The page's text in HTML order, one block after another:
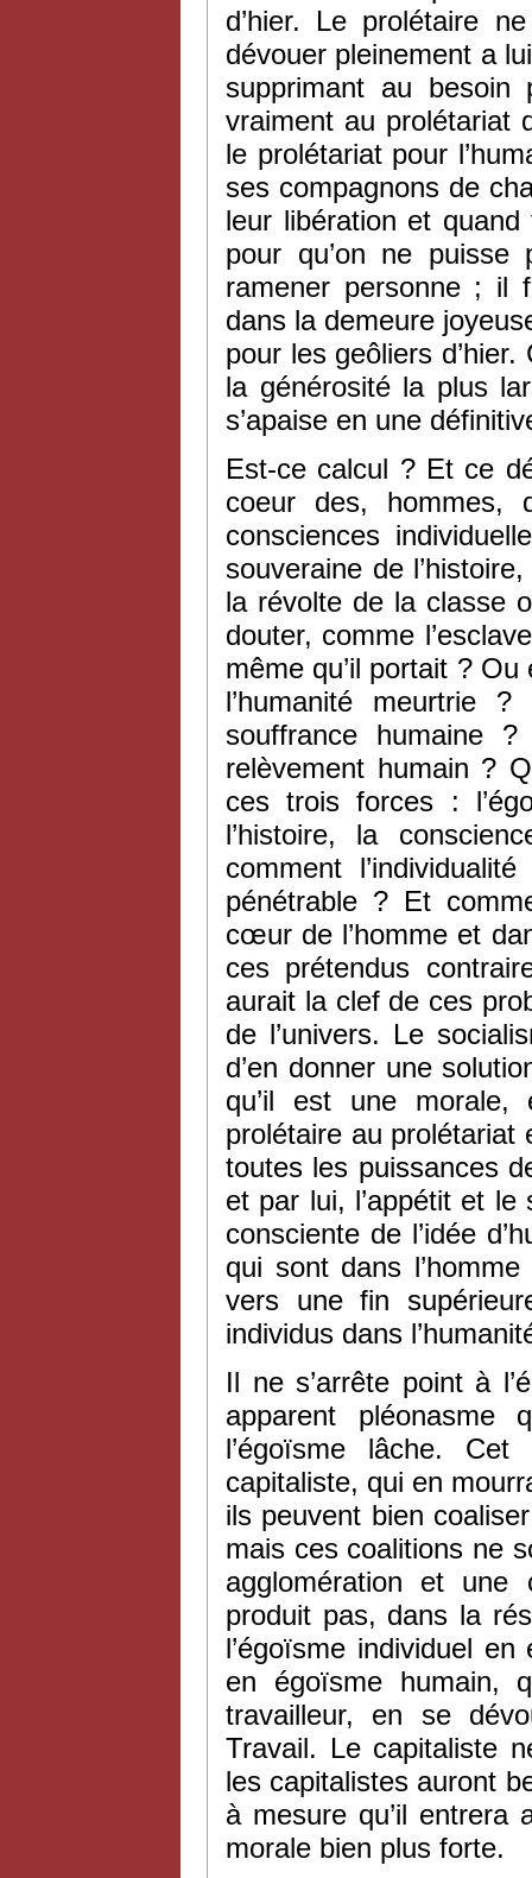
d’hier. Le prolétaire
dévouer pleinement a
supprimant au
vraiment au prolétariat
le prolétariat pour
ses compagnons de
leur libération et
pour qu’on ne puisse
ramener personne ; il
dans la demeure
pour les geôliers
la générosité la plus
s’apaise en une
Est-ce calcul ? Et ce
coeur des, hommes,
consciences
souveraine de
la révolte de la classe
douter, comme
même qu’il portait ?
l’humanité meurtrie
souffrance humaine
relèvement humain ?
ces trois forces :
l’histoire, la
comment
pénétrable ? Et
cœur de l’homme et
ces prétendus
aurait la clef de ces
de l’univers. Le
d’en donner une
qu’il est une morale,
prolétaire au prolétariat
toutes les puissances
et par lui, l’appétit et le
consciente de l’idée
qui sont dans
vers une fin
individus dans
Il ne s’arrête point à
apparent pléonasme
l’égoïsme lâche.
capitaliste, qui en
ils peuvent bien
mais ces coalitions ne
agglomération et une
produit pas, dans la
l’égoïsme individuel
en égoïsme humain,
travailleur, en se
Travail. Le capitaliste
les capitalistes auront
à mesure qu’il entrera
morale bien plus forte.